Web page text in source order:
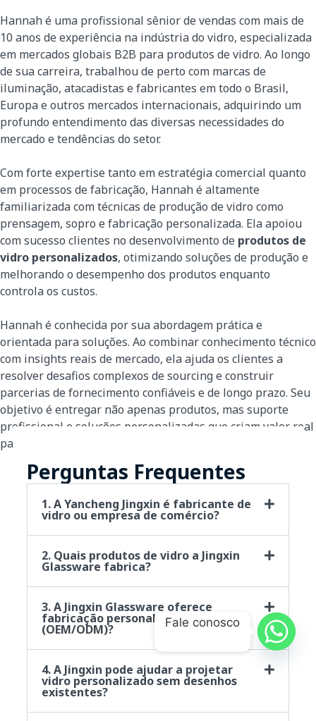
Hannah é uma profissional sênior de vendas com mais de
10 anos de experiência na indústria do vidro, especializada
em mercados globais B2B para produtos de vidro. Ao longo
de sua carreira, trabalhou de perto com marcas de
iluminação, atacadistas e fabricantes em todo o Brasil,
Europa e outros mercados internacionais, adquirindo um
profundo entendimento das diversas necessidades do
mercado e tendências do setor.
Com forte expertise tanto em estratégia comercial quanto
em processos de fabricação, Hannah é altamente
familiarizada com técnicas de produção de vidro como
prensagem, sopro e fabricação personalizada. Ela apoiou
com sucesso clientes no desenvolvimento de produtos de
vidro personalizados, otimizando soluções de produção e
melhorando o desempenho dos produtos enquanto
controla os custos.
Hannah é conhecida por sua abordagem prática e
orientada para soluções. Ao combinar conhecimento técnico
com insights reais de mercado, ela ajuda os clientes a
resolver desafios complexos de sourcing e construir
parcerias de fornecimento confiáveis e de longo prazo. Seu
objetivo é entregar não apenas produtos, mas suporte
profissional e soluções personalizadas que criam valor real
para os clientes.
Perguntas Frequentes
1. A Yancheng Jingxin é fabricante de
vidro ou empresa de comércio?
2. Quais produtos de vidro a Jingxin
Glassware fabrica?
3. A Jingxin Glassware oferece
fabricação personalizada de vidro
(OEM/ODM)?
4. A Jingxin pode ajudar a projetar
vidro personalizado sem desenhos
existentes?
Fale conosco